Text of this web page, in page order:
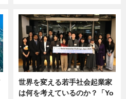
世界を変える若手社会起業家
は何を考えているのか？「Yo